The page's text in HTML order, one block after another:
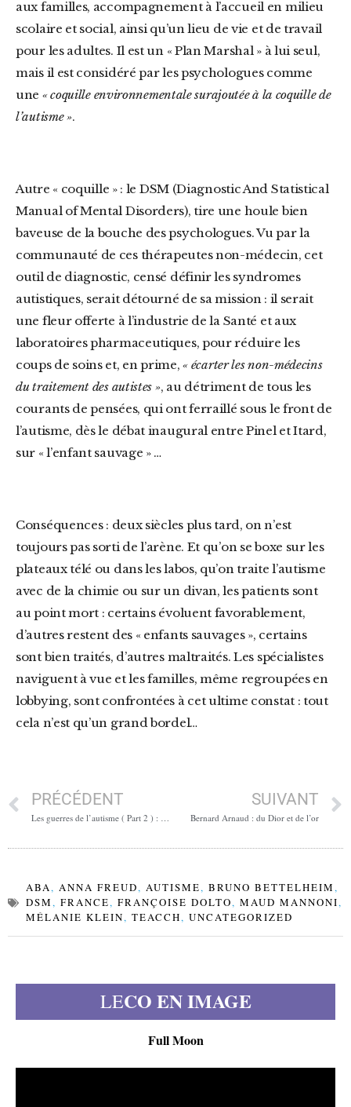
aux familles, accompagnement à l’accueil en milieu
scolaire et social, ainsi qu’un lieu de vie et de travail
pour les adultes. Il est un « Plan Marshal » à lui seul,
mais il est considéré par les psychologues comme
une « coquille environnementale surajoutée à la coquille de
l’autisme ».
Autre « coquille » : le DSM (Diagnostic And Statistical
Manual of Mental Disorders), tire une houle bien
baveuse de la bouche des psychologues. Vu par la
communauté de ces thérapeutes non-médecin, cet
outil de diagnostic, censé définir les syndromes
autistiques, serait détourné de sa mission : il serait
une fleur offerte à l’industrie de la Santé et aux
laboratoires pharmaceutiques, pour réduire les
coups de soins et, en prime,« écarter les non-médecins
du traitement des autistes », au détriment de tous les
courants de pensées, qui ont ferraillé sous le front de
l’autisme, dès le débat inaugural entre Pinel et Itard,
sur « l’enfant sauvage » …
Conséquences : deux siècles plus tard, on n’est
toujours pas sorti de l’arène. Et qu’on se boxe sur les
plateaux télé ou dans les labos, qu’on traite l’autisme
avec de la chimie ou sur un divan, les patients sont
au point mort : certains évoluent favorablement,
d’autres restent des « enfants sauvages », certains
sont bien traités, d’autres maltraités. Les spécialistes
naviguent à vue et les familles, même regroupées en
lobbying, sont confrontées à cet ultime constat : tout
cela n’est qu’un grand bordel…
PRÉCÉDENT
Les guerres de l’autisme ( Part 2 ) : Asperger, de l’icône à l’assassin
SUIVANT
Bernard Arnaud : du Dior et de l’or
ABA, ANNA FREUD, AUTISME, BRUNO BETTELHEIM,
DSM, FRANCE, FRANÇOISE DOLTO, MAUD MANNONI,
MÉLANIE KLEIN, TEACCH, UNCATEGORIZED
LECO EN IMAGE
Full Moon